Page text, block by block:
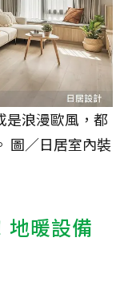
是浪漫歐風，都
圖／日居室內裝
地暖設備